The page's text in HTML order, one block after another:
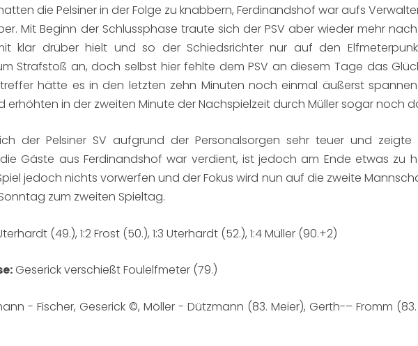
die Pelsiner in der Folge zu knabbern, Ferdinandshof war aufs
Mit Beginn der Schlussphase traute sich der PSV aber wieder mehr
klar drüber hielt und so der Schiedsrichter nur auf den
Strafstoß an, doch selbst hier fehlte dem PSV an diesem Tage das
hätte es in den letzten zehn Minuten noch einmal äußerst
erhöhten in der zweiten Minute der Nachspielzeit durch Müller sogar noch
der Pelsiner SV aufgrund der Personalsorgen sehr teuer und
Gäste aus Ferdinandshof war verdient, ist jedoch am Ende etwas zu
jedoch nichts vorwerfen und der Fokus wird nun auf die zweite
zum zweiten Spieltag.
(49.), 1:2 Frost (50.), 1:3 Uterhardt (52.), 1:4 Müller (90.+2)
Geserick verschießt Foulelfmeter (79.)
- Fischer, Geserick ©, Möller - Dützmann (83. Meier), Gerth-– Fromm